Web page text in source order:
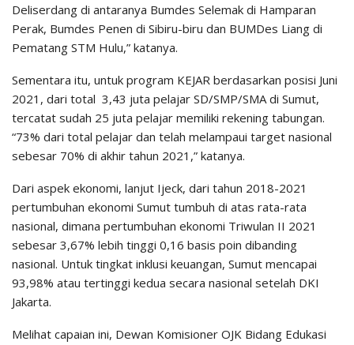
Deliserdang di antaranya Bumdes Selemak di Hamparan
Perak, Bumdes Penen di Sibiru-biru dan BUMDes Liang di
Pematang STM Hulu,” katanya.
Sementara itu, untuk program KEJAR berdasarkan posisi Juni
2021, dari total 3,43 juta pelajar SD/SMP/SMA di Sumut,
tercatat sudah 25 juta pelajar memiliki rekening tabungan.
“73% dari total pelajar dan telah melampaui target nasional
sebesar 70% di akhir tahun 2021,” katanya.
Dari aspek ekonomi, lanjut Ijeck, dari tahun 2018-2021
pertumbuhan ekonomi Sumut tumbuh di atas rata-rata
nasional, dimana pertumbuhan ekonomi Triwulan II 2021
sebesar 3,67% lebih tinggi 0,16 basis poin dibanding
nasional. Untuk tingkat inklusi keuangan, Sumut mencapai
93,98% atau tertinggi kedua secara nasional setelah DKI
Jakarta.
Melihat capaian ini, Dewan Komisioner OJK Bidang Edukasi